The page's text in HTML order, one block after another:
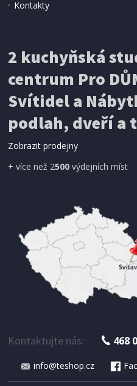
199 Kč
SÍŤ PROTI HMYZU
ProGarden KO-
dveří magnetická 210 x
179 Kč
SUŠIČKA OVOCE S ČASOVAČEM
Kontakty
2 kuchyňská
centrum Pro
Svítidel a
podlah, dveří a
Zobrazit prodejny
+ více než 2500 výdejních míst
Kontaktujte nás: 468
info@teshop.cz